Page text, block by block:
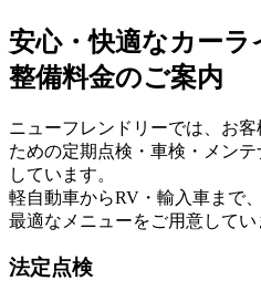
安⼼・快適なカーラ
整備料金のご案内
ニューフレンドリーでは、お
ための定期点検・⾞検・メン
しています。
軽⾃動⾞からRV・輸⼊⾞まで
最適なメニューをご⽤意してい
法定点検